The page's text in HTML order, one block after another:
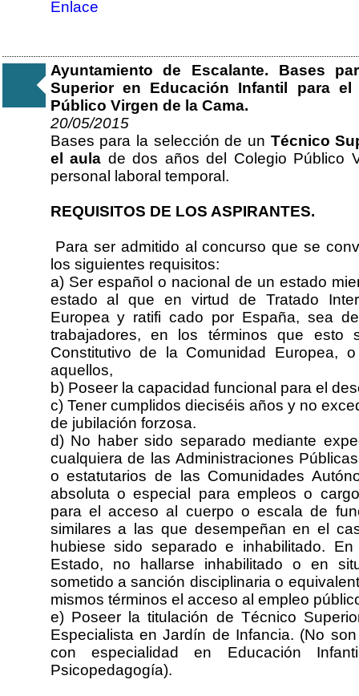
Enlace
Ayuntamiento de Escalante. Bases
Superior en Educación Infantil para
Público Virgen de la Cama.
20/05/2015
Bases para la selección de un Técnico
el aula de dos años del Colegio Público
personal laboral temporal.
REQUISITOS DE LOS ASPIRANTES.
Para ser admitido al concurso que se
los siguientes requisitos:
a) Ser español o nacional de un estado
estado al que en virtud de Tratado
Europea y ratifi cado por España, sea
trabajadores, en los términos que
Constitutivo de la Comunidad Europea,
aquellos,
b) Poseer la capacidad funcional para el
c) Tener cumplidos dieciséis años y no
de jubilación forzosa.
d) No haber sido separado mediante
cualquiera de las Administraciones
o estatutarios de las Comunidades
absoluta o especial para empleos o
para el acceso al cuerpo o escala de
similares a las que desempeñan en el
hubiese sido separado e inhabilitado.
Estado, no hallarse inhabilitado o en
sometido a sanción disciplinaria o
mismos términos el acceso al empleo
e) Poseer la titulación de Técnico
Especialista en Jardín de Infancia. (No
con especialidad en Educación
Psicopedagogía).